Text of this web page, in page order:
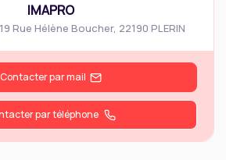
IMAPRO
Rue Hélène Boucher, 22190 PLERIN
Contacter par mail
par téléphone